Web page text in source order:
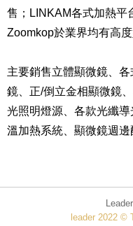
售；LINKAM各式加熱平
Zoomkop於業界均有高度
主要銷售立體顯微鏡、
鏡、正/倒立金相顯微鏡
光照明燈源、各款光纖
溫加熱系統、顯微鏡週邊
leader 2022 ©